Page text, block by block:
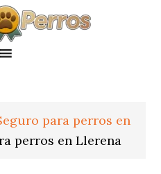
para perros en
perros en Llerena